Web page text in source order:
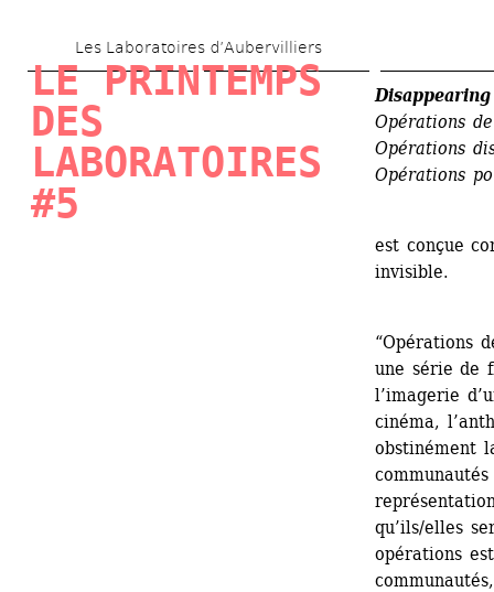
au
contenu
Les Laboratoires d’Aubervilliers
LE PRINTEMPS
DES
LABORATOIRES
#5
Opérations
Opérations
Opérations
est conçue
invisible.
“Opérations
une série de
l’imagerie
cinéma,
obstinément
qu’ils/elles
opérations